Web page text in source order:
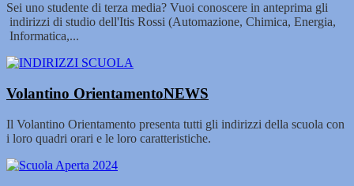
Sei uno studente di terza media? Vuoi conoscere in anteprima gli
indirizzi di studio dell'Itis Rossi (Automazione, Chimica, Energia,
Informatica,...
Volantino OrientamentoNEWS
Il Volantino Orientamento presenta tutti gli indirizzi della scuola con
i loro quadri orari e le loro caratteristiche.